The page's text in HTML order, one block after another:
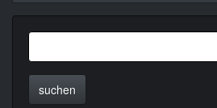
suchen